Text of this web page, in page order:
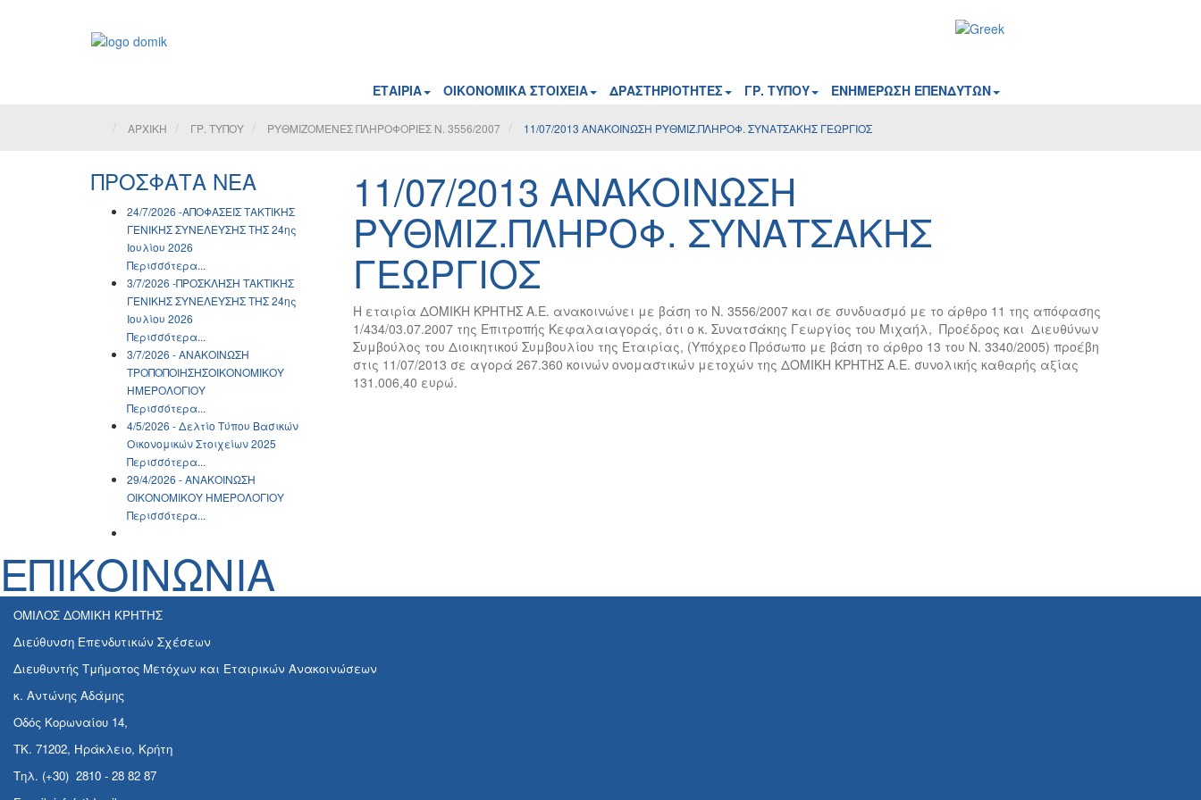
ΕΤΑΙΡΙΑ ΟΙΚΟΝΟΜΙΚΑ ΣΤΟΙΧΕΙΑ ΔΡΑΣΤΗΡΙΟΤΗΤΕΣ ΓΡ. ΤΥΠΟΥ ΕΝΗΜΕΡΩΣΗ ΕΠΕΝΔΥΤΩΝ
ΑΡΧΙΚΗ ΓΡ. ΤΥΠΟΥ ΡΥΘΜΙΖΟΜΕΝΕΣ ΠΛΗΡΟΦΟΡΙΕΣ Ν. 3556/2007 11/07/2013 ΑΝΑΚΟΙΝΩΣΗ ΡΥΘΜΙΖ.ΠΛΗΡΟΦ. ΣΥΝΑΤΣΑΚΗΣ ΓΕΩΡΓΙΟΣ
ΠΡΟΣΦΑΤΑ ΝΕΑ
24/7/2026 -ΑΠΟΦΑΣΕΙΣ ΤΑΚΤΙΚΗΣ
ΓΕΝΙΚΗΣ ΣΥΝΕΛΕΥΣΗΣ ΤΗΣ 24ης
Ιουλίου 2026
Περισσότερα...
3/7/2026 -ΠΡΟΣΚΛΗΣΗ ΤΑΚΤΙΚΗΣ
ΓΕΝΙΚΗΣ ΣΥΝΕΛΕΥΣΗΣ ΤΗΣ 24ης
Ιουλίου 2026
Περισσότερα...
3/7/2026 - ΑΝΑΚΟΙΝΩΣH
ΤΡΟΠΟΠΟΙΗΣΗΣΟΙΚΟΝΟΜΙΚΟΥ
ΗΜΕΡΟΛΟΓΙΟΥ
Περισσότερα...
4/5/2026 - Δελτίο Τύπου Βασικών
Οικονομικών Στοιχείων 2025
Περισσότερα...
29/4/2026 - ΑΝΑΚΟΙΝΩΣH
ΟΙΚΟΝΟΜΙΚΟΥ ΗΜΕΡΟΛΟΓΙΟΥ
Περισσότερα...
11/07/2013 ΑΝΑΚΟΙΝΩΣΗ
ΡΥΘΜΙΖ.ΠΛΗΡΟΦ. ΣΥΝΑΤΣΑΚΗΣ
ΓΕΩΡΓΙΟΣ
Η εταιρία ΔΟΜΙΚΗ ΚΡΗΤΗΣ Α.Ε. ανακοινώνει με βάση το Ν. 3556/2007 και σε συνδυασμό με το άρθρο 11 της απόφασης
1/434/03.07.2007 της Επιτροπής Κεφαλαιαγοράς, ότι ο κ. Συνατσάκης Γεωργίος του Μιχαήλ, Προέδρος και Διευθύνων
Συμβούλος του Διοικητικού Συμβουλίου της Εταιρίας, (Υπόχρεο Πρόσωπο με βάση το άρθρο 13 του Ν. 3340/2005) προέβη
στις 11/07/2013 σε αγορά 267.360 κοινών ονομαστικών μετοχών της ΔΟΜΙΚΗ ΚΡΗΤΗΣ Α.Ε. συνολικής καθαρής αξίας
131.006,40 ευρώ.
ΕΠΙΚΟΙΝΩΝΙΑ
ΟΜΙΛΟΣ ΔΟΜΙΚΗ ΚΡΗΤΗΣ
Διεύθυνση Επενδυτικών Σχέσεων
Διευθυντής Τμήματος Μετόχων και Εταιρικών Ανακοινώσεων
κ. Αντώνης Αδάμης
Οδός Κορωναίου 14,
ΤΚ. 71202, Ηράκλειο, Κρήτη
Τηλ. (+30) 2810 - 28 82 87